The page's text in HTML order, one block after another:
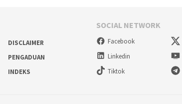
DISCLAIMER
PENGADUAN
INDEKS
SOCIAL NETWORK
Facebook
Linkedin
Tiktok